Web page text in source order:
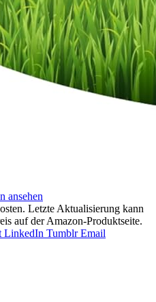
ansehen
Letzte Aktualisierung kann
auf der Amazon-Produktseite.
LinkedIn Tumblr Email